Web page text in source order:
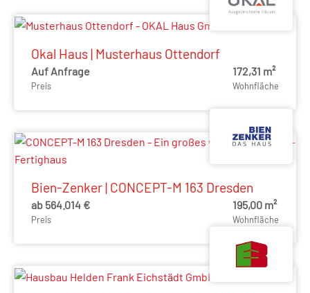
Okal Haus | Musterhaus Ottendorf
Auf Anfrage
Preis
172,31 m²
Wohnfläche
Bien-Zenker | CONCEPT-M 163 Dresden
ab 564.014 €
Preis
195,00 m²
Wohnfläche